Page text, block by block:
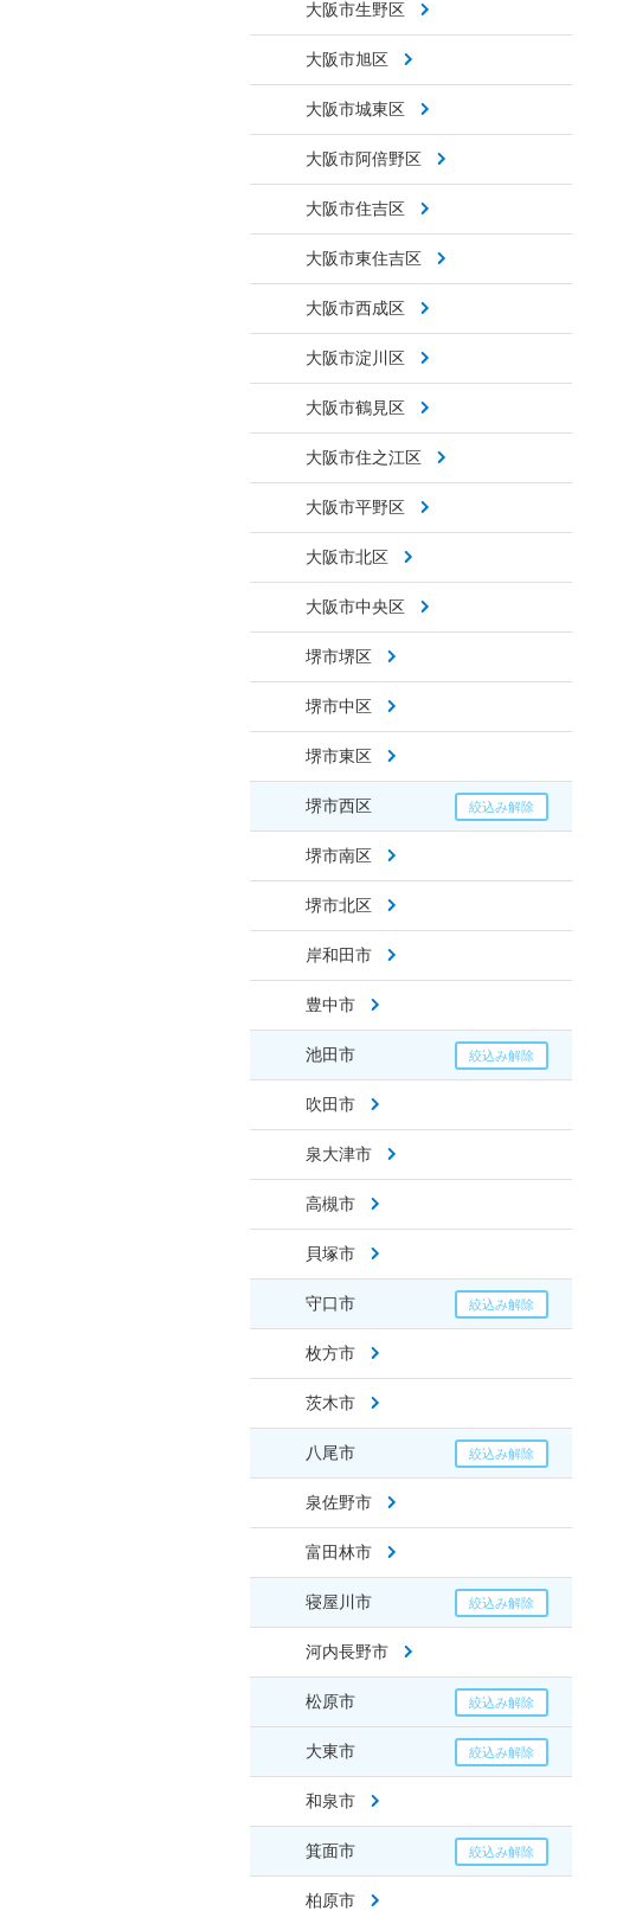
大阪市生野区
大阪市旭区
大阪市城東区
大阪市阿倍野区
大阪市住吉区
大阪市東住吉区
大阪市西成区
大阪市淀川区
大阪市鶴見区
大阪市住之江区
大阪市平野区
大阪市北区
大阪市中央区
堺市堺区
堺市中区
堺市東区
堺市西区
堺市南区
堺市北区
岸和田市
豊中市
池田市
吹田市
泉大津市
高槻市
貝塚市
守口市
枚方市
茨木市
八尾市
泉佐野市
富田林市
寝屋川市
河内長野市
松原市
大東市
和泉市
箕面市
柏原市